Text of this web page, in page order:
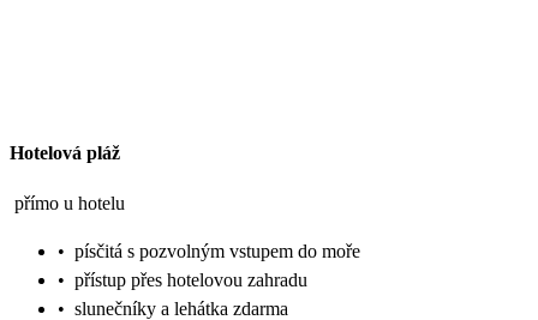
Hotelová pláž
přímo u hotelu
• písčitá s pozvolným vstupem do moře
• přístup přes hotelovou zahradu
• slunečníky a lehátka zdarma